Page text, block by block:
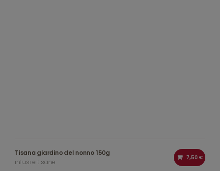
Tisana giardino del nonno 150g
infusi e tisane
7,50 €